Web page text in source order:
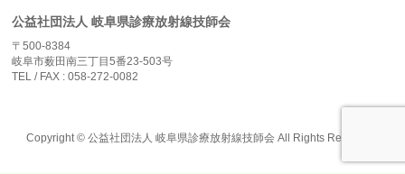
公益社団法人 岐阜県診療放射線技師会
〒500-8384
岐阜市薮田南三丁目5番23-503号
TEL / FAX : 058-272-0082
Copyright ©公益社団法人 岐阜県診療放射線技師会 All Rights Reserved.